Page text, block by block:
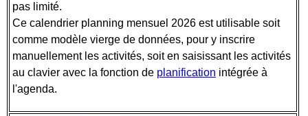
pas limité.
Ce calendrier planning mensuel 2026 est utilisable soit
comme modèle vierge de données, pour y inscrire
manuellement les activités, soit en saisissant les activités
au clavier avec la fonction de planification intégrée à
l'agenda.